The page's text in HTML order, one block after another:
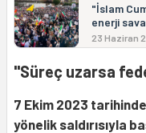
"İslam
enerji
23 Haziran
"Süreç uzarsa
7 Ekim 2023
yönelik saldırısıyla